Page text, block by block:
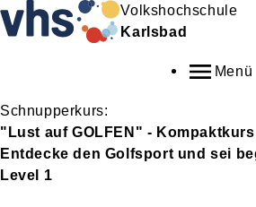
Volkshochschule
Karlsbad
Menü
Schnupperkurs:
"Lust auf GOLFEN" - Kompaktkurs
Entdecke den Golfsport und sei
Level 1